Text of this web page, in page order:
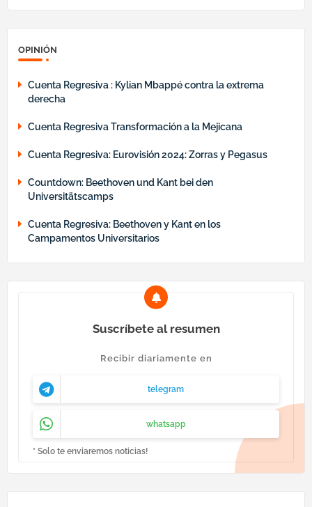
OPINIÓN
Cuenta Regresiva : Kylian Mbappé contra la extrema
derecha
Cuenta Regresiva Transformación a la Mejicana
Cuenta Regresiva: Eurovisión 2024: Zorras y Pegasus
Countdown: Beethoven und Kant bei den
Universitätscamps
Cuenta Regresiva: Beethoven y Kant en los
Campamentos Universitarios
Suscríbete al resumen
Recibir diariamente en
telegram
whatsapp
* Solo te enviaremos noticias!